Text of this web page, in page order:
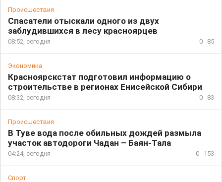
Происшествия
Спасатели отыскали одного из двух
заблудившихся в лесу красноярцев
08:52, сегодня 0 85
Экономика
Красноярскстат подготовил информацию о
строительстве в регионах Енисейской Сибири
08:32, сегодня 0 83
Происшествия
В Туве вода после обильных дождей размыла
участок автодороги Чадан – Баян-Тала
04:24, сегодня 0 153
Спорт